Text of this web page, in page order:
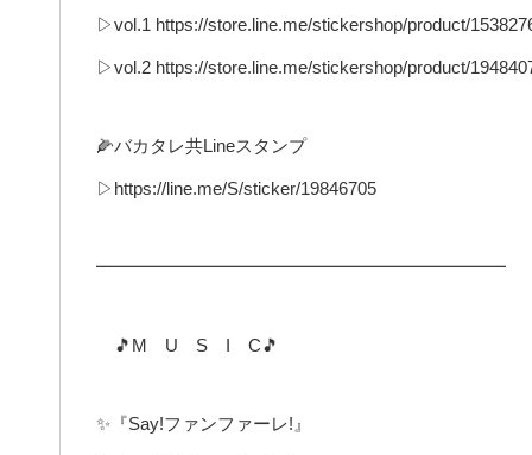
▷vol.1 https://store.line.me/stickershop/product/
▷vol.2 https://store.line.me/stickershop/product/
🌽バカタレ共Lineスタンプ
▷https://line.me/S/sticker/19846705
━━━━━━━━━━━━━━━━━━━━━━━
🎵M U S I C🎵
✨『Say!ファンファーレ!』